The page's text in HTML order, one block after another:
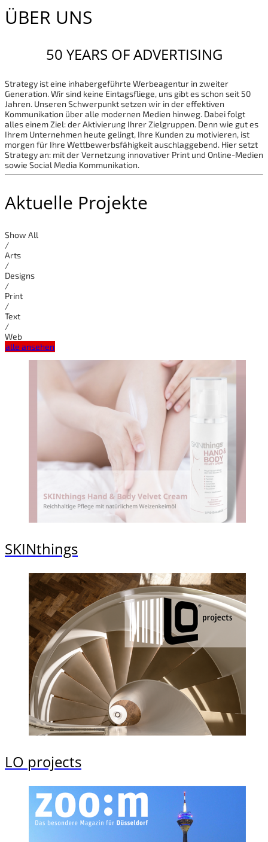
ÜBER UNS
50 YEARS OF ADVERTISING
Strategy ist eine inhabergeführte Werbeagentur in zweiter
Generation. Wir sind keine Eintagsfliege, uns gibt es schon seit 50
Jahren. Unseren Schwerpunkt setzen wir in der effektiven
Kommunikation über alle modernen Medien hinweg. Dabei folgt
alles einem Ziel: der Aktivierung Ihrer Zielgruppen. Denn wie gut es
Ihrem Unternehmen heute gelingt, Ihre Kunden zu motivieren, ist
morgen für Ihre Wettbewerbsfähigkeit auschlaggebend. Hier setzt
Strategy an: mit der Vernetzung innovativer Print und Online-Medien
sowie Social Media Kommunikation.
Aktuelle Projekte
Show All
/
Arts
/
Designs
/
Print
/
Text
/
Web
alle ansehen
SKINthings
LO projects